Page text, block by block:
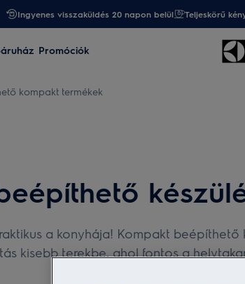
Ingyenes visszaküldés 20 napon belül Teljeskörű
Promóciók
kompakt termékek
a konyhája! Kompakt
kisebb terekbe, ahol fontos a